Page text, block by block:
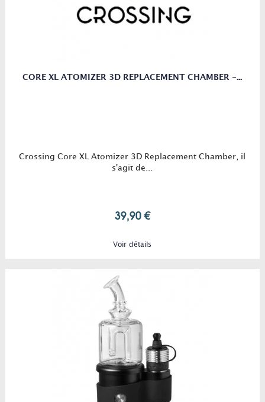
CORE XL ATOMIZER 3D REPLACEMENT CHAMBER -...
Crossing Core XL Atomizer 3D Replacement Chamber, il
s'agit de...
39,90 €
Voir détails